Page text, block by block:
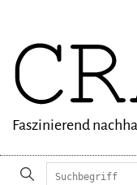
Faszinierend
Suchbegriffe